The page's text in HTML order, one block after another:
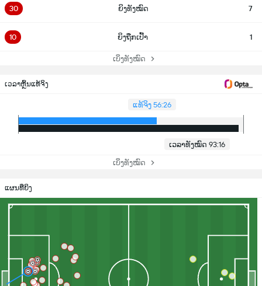
30 ຍິງທັງໝົດ 7
10 ຍິງຖືກເປົ້າ 1
ເບິ່ງທັງໝົດ
ເວລາຫຼິ້ນແທ້ຈິງ
ແທ້ຈິງ 56:26
ເວລາທັງໝົດ 93:16
ເບິ່ງທັງໝົດ
ແຜນທີ່ຍິງ